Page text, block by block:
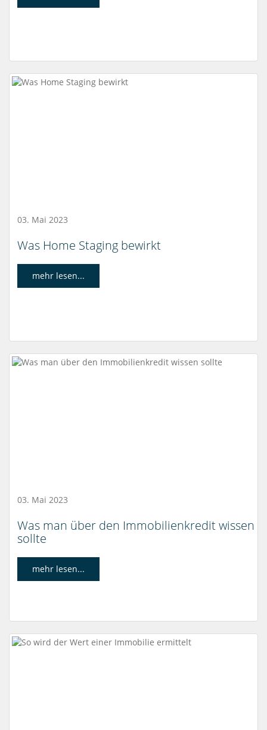
03. Mai 2023
Was Home Staging bewirkt
mehr lesen...
03. Mai 2023
Was man über den Immobilienkredit wissen
sollte
mehr lesen...